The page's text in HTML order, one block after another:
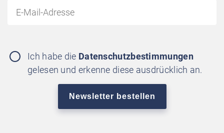
Ich habe die Datenschutzbestimmungen
gelesen und erkenne diese ausdrücklich an.